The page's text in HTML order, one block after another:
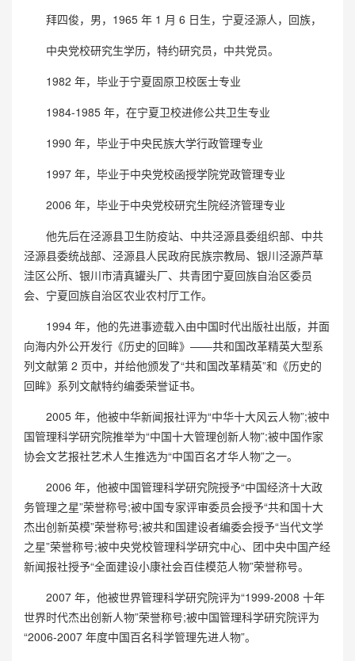
拜四俊，男，1965 年 1 月 6 日生，宁夏泾源人，回族，
中央党校研究生学历，特约研究员，中共党员。
1982 年，毕业于宁夏固原卫校医士专业
1984-1985 年，在宁夏卫校进修公共卫生专业
1990 年，毕业于中央民族大学行政管理专业
1997 年，毕业于中央党校函授学院党政管理专业
2006 年，毕业于中央党校研究生院经济管理专业
他先后在泾源县卫生防疫站、中共泾源县委组织部、中共
泾源县委统战部、泾源县人民政府民族宗教局、银川泾源芦草
洼区公所、银川市清真罐头厂、共青团宁夏回族自治区委员
会、宁夏回族自治区农业农村厅工作。
1994 年，他的先进事迹载入由中国时代出版社出版，并面
向海内外公开发行《历史的回眸》——共和国改革精英大型系
列文献第 2 页中，并给他颁发了“共和国改革精英”和《历史的
回眸》系列文献特约编委荣誉证书。
2005 年，他被中华新闻报社评为“中华十大风云人物”;被中
国管理科学研究院推举为“中国十大管理创新人物”;被中国作家
协会文艺报社艺术人生推选为“中国百名才华人物”之一。
2006 年，他被中国管理科学研究院授予“中国经济十大政
务管理之星”荣誉称号;被中国专家评审委员会授予“共和国十大
杰出创新英模”荣誉称号;被共和国建设者编委会授予“当代文学
之星”荣誉称号;被中央党校管理科学研究中心、团中央中国产经
新闻报社授予“全面建设小康社会百佳模范人物”荣誉称号。
2007 年，他被世界管理科学研究院评为“1999-2008 十年
世界时代杰出创新人物”荣誉称号;被中国管理科学研究院评为
“2006-2007 年度中国百名科学管理先进人物”。